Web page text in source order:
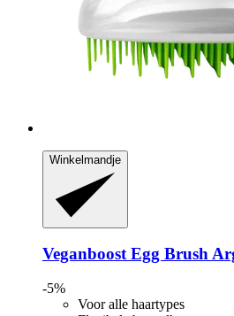
Winkelmandje
VeganboostEgg Brush
-5%
Voor alle haartypes